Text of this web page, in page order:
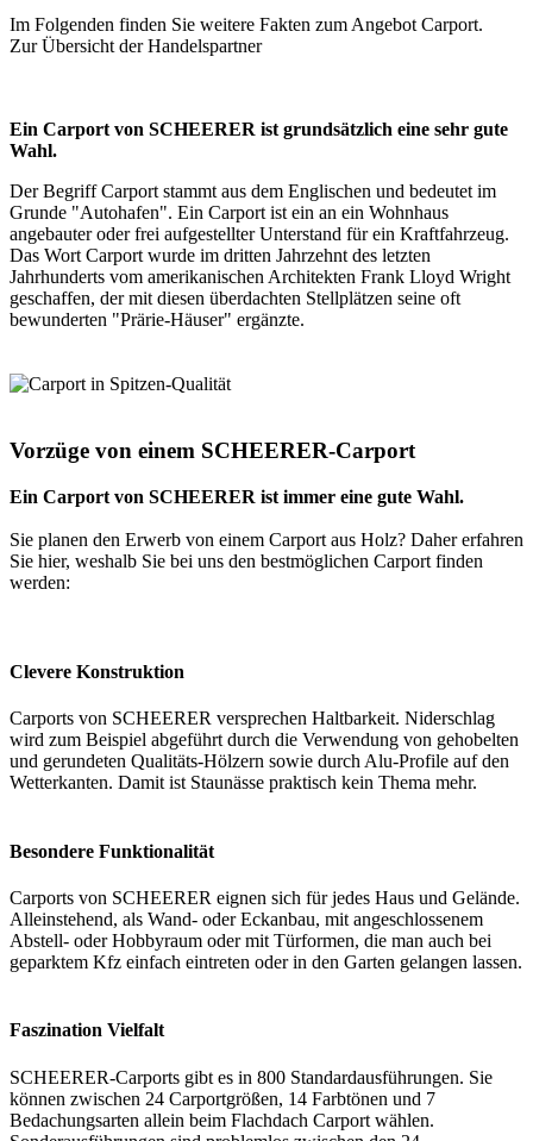
Im Folgenden finden Sie weitere Fakten zum Angebot Carport.
Zur Übersicht derHandelspartner
Ein Carport von SCHEERER ist grundsätzlich eine sehr gute
Wahl.
Der Begriff Carport stammt aus dem Englischen und bedeutet im
Grunde "Autohafen". Ein Carport ist ein an ein Wohnhaus
angebauter oder frei aufgestellter Unterstand für ein Kraftfahrzeug.
Das Wort Carport wurde im dritten Jahrzehnt des letzten
Jahrhunderts vom amerikanischen Architekten Frank Lloyd Wright
geschaffen, der mit diesen überdachten Stellplätzen seine oft
bewunderten "Prärie-Häuser" ergänzte.
Vorzüge von einem SCHEERER-Carport
Ein Carport von SCHEERER ist immer eine gute Wahl.
Sie planen den Erwerb von einem Carport aus Holz? Daher erfahren
Sie hier, weshalb Sie bei uns den bestmöglichen Carport finden
werden:
Clevere Konstruktion
Carports von SCHEERER versprechen Haltbarkeit. Niderschlag
wird zum Beispiel abgeführt durch die Verwendung von gehobelten
und gerundeten Qualitäts-Hölzern sowie durch Alu-Profile auf den
Wetterkanten. Damit ist Staunässe praktisch kein Thema mehr.
Besondere Funktionalität
Carports von SCHEERER eignen sich für jedes Haus und Gelände.
Alleinstehend, als Wand- oder Eckanbau, mit angeschlossenem
Abstell- oder Hobbyraum oder mit Türformen, die man auch bei
geparktem Kfz einfach eintreten oder in den Garten gelangen lassen.
Faszination Vielfalt
SCHEERER-Carports gibt es in 800 Standardausführungen. Sie
können zwischen 24 Carportgrößen, 14 Farbtönen und 7
Bedachungsarten allein beim Flachdach Carport wählen.